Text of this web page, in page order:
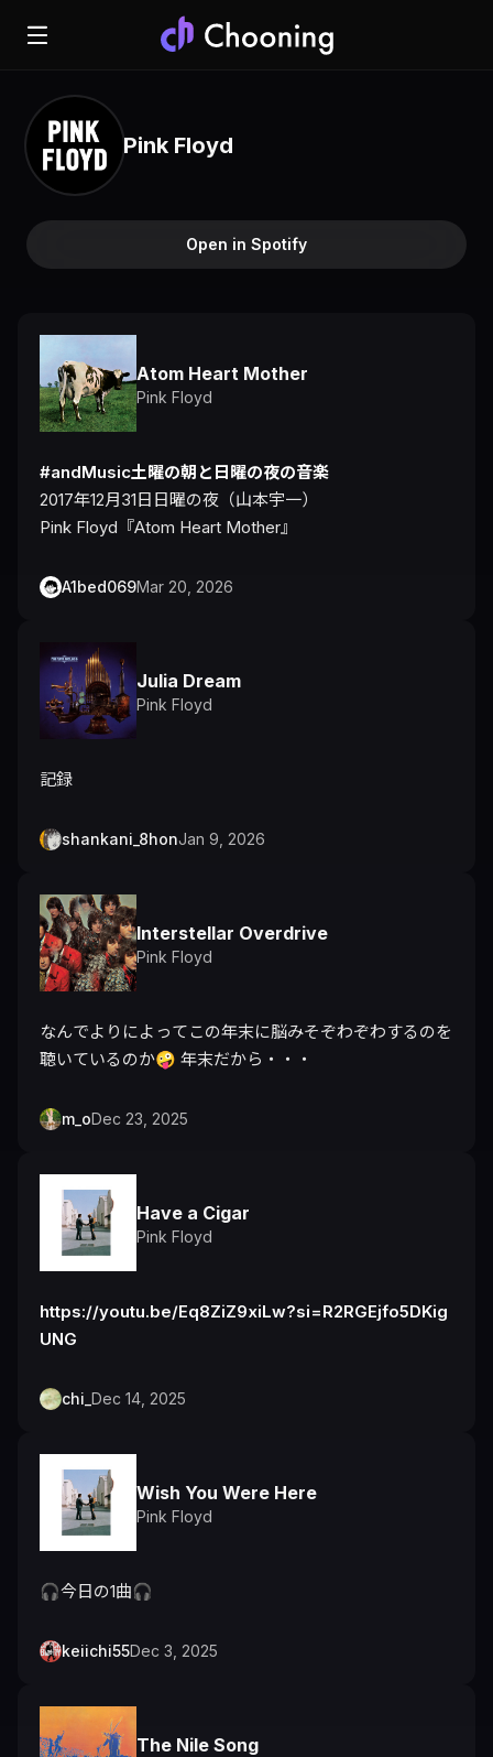
Pink Floyd
Open in Spotify
Atom Heart Mother
Pink Floyd
#andMusic土曜の朝と日曜の夜の音楽
2017年12月31日日曜の夜（山本宇一）
Pink Floyd『Atom Heart Mother』
A1bed069Mar 20, 2026
Julia Dream
Pink Floyd
記録
shankani_8honJan 9, 2026
Interstellar Overdrive
Pink Floyd
なんでよりによってこの年末に脳みそぞわぞわするのを
聴いているのか🤪 年末だから・・・
m_oDec 23, 2025
Have a Cigar
Pink Floyd
https://youtu.be/Eq8ZiZ9xiLw?si=R2RGEjfo5DKig
UNG
chi_ Dec 14, 2025
Wish You Were Here
Pink Floyd
🎧今日の1曲🎧
keiichi55Dec 3, 2025
The Nile Song